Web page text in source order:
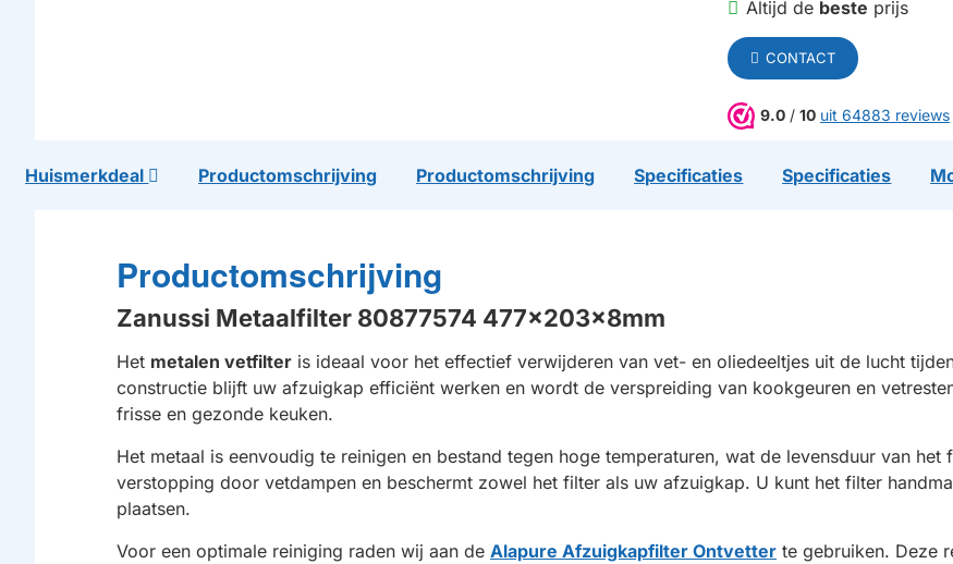
Altijd de beste prijs
CONTACT
9.0 / 10 uit 64883 reviews
Huismerkdeal Productomschrijving Productomschrijving Specificaties Specificaties
Productomschrijving
Zanussi Metaalfilter 80877574 477x203x8mm
Het metalen vetfilter is ideaal voor het effectief verwijderen van vet- en oliedeeltjes uit de lucht
constructie blijft uw afzuigkap efficiënt werken en wordt de verspreiding van kookgeuren en
frisse en gezonde keuken.
Het metaal is eenvoudig te reinigen en bestand tegen hoge temperaturen, wat de levensduur van
verstopping door vetdampen en beschermt zowel het filter als uw afzuigkap. U kunt het filter
plaatsen.
Voor een optimale reiniging raden wij aan de Alapure Afzuigkapfilter Ontvetter te gebruiken. Deze